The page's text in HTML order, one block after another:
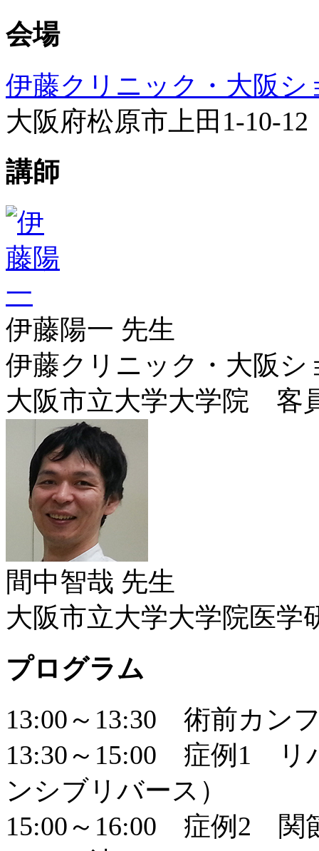
会場
伊藤クリニック・大阪シ
大阪府松原市上田1-10-
講師
伊藤陽一 先生
伊藤クリニック・大阪
大阪市立大学大学院 客
間中智哉 先生
大阪市立大学大学院医学
プログラム
13:00～13:30 術前カン
13:30～15:00 症例1 リ
ンシブリバース）
15:00～16:00 症例2 関